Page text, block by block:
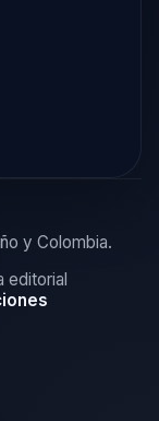
y Colombia.
editorial